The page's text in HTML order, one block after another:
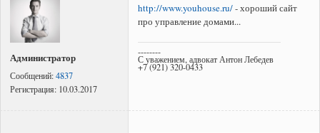
Администратор
Сообщений:4837
Регистрация: 10.03.2017
http://www.youhouse.ru/- хороший сайт
про управление домами...
--------
С уважением, адвокат Антон Лебедев
+7 (921) 320-0433